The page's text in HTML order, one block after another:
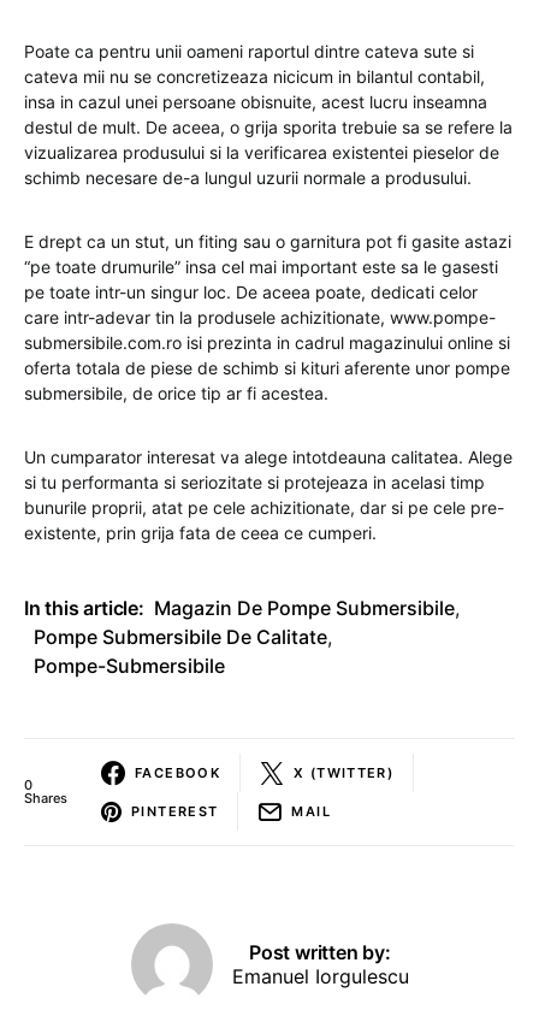
Poate ca pentru unii oameni raportul dintre cateva sute si
cateva mii nu se concretizeaza nicicum in bilantul contabil,
insa in cazul unei persoane obisnuite, acest lucru inseamna
destul de mult. De aceea, o grija sporita trebuie sa se refere la
vizualizarea produsului si la verificarea existentei pieselor de
schimb necesare de-a lungul uzurii normale a produsului.
E drept ca un stut, un fiting sau o garnitura pot fi gasite astazi
“pe toate drumurile” insa cel mai important este sa le gasesti
pe toate intr-un singur loc. De aceea poate, dedicati celor
care intr-adevar tin la produsele achizitionate, www.pompe-
submersibile.com.ro isi prezinta in cadrul magazinului online si
oferta totala de piese de schimb si kituri aferente unor pompe
submersibile, de orice tip ar fi acestea.
Un cumparator interesat va alege intotdeauna calitatea. Alege
si tu performanta si seriozitate si protejeaza in acelasi timp
bunurile proprii, atat pe cele achizitionate, dar si pe cele pre-
existente, prin grija fata de ceea ce cumperi.
In this article: Magazin De Pompe Submersibile,
Pompe Submersibile De Calitate,
Pompe-Submersibile
0
Shares
FACEBOOK X (TWITTER)
PINTEREST MAIL
Post written by:
Emanuel Iorgulescu